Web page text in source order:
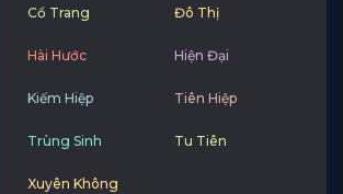
Cổ Trang Đô Thị
Hài Hước Hiện Đại
Kiếm Hiệp Tiên Hiệp
Trùng Sinh Tu Tiên
Xuyên Không